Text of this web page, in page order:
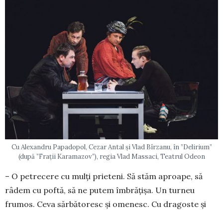
Cu Alexandru Papadopol, Cezar Antal și Vlad Bîrzanu, în ”Delirium”
(după ”Frații Karamazov”), regia Vlad Massaci, Teatrul Odeon
– O petrecere cu mulți prieteni. Să stăm aproa­pe, să
râdem cu poftă, să ne putem îmbrățișa. Un turneu
frumos. Ceva sărbătoresc și omenesc. Cu dra­­goste și